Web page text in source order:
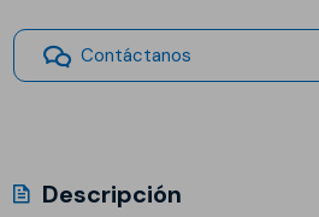
Contáctanos
Descripción